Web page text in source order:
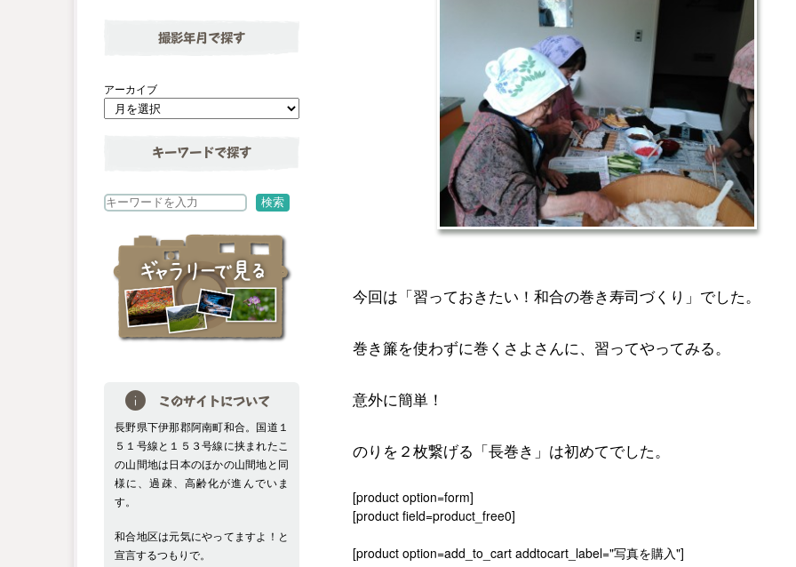
今回は「習っておきたい！和合の巻き寿司づくり」でした。
巻き簾を使わずに巻くさよさんに、習ってやってみる。
意外に簡単！
のりを２枚繋げる「長巻き」は初めてでした。
[product option=form]
[product field=product_free0]
[product option=add_to_cart addtocart_label="写真を購入"]
撮影年月で探す
アーカイブ
キーワードで探す
検
検索
このサイトについて
長野県下伊那郡阿南町和合。国道１
５１号線と１５３号線に挟まれたこ
の山間地は日本のほかの山間地と同
様に、過疎、高齢化が進んでいま
す。
和合地区は元気にやってますよ！と
宣言するつもりで。